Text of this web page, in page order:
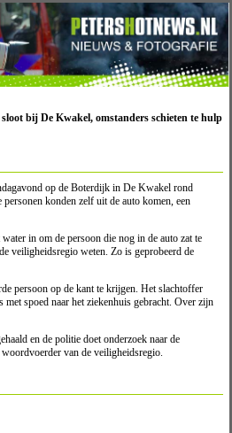
bij De Kwakel, omstanders schieten te hulp
op de Boterdijk in De Kwakel rond
konden zelf uit de auto komen, een
in om de persoon die nog in de auto zat te
veiligheidsregio weten. Zo is geprobeerd de
persoon op de kant te krijgen. Het slachtoffer
met spoed naar het ziekenhuis gebracht. Over zijn
en de politie doet onderzoek naar de
van de veiligheidsregio.